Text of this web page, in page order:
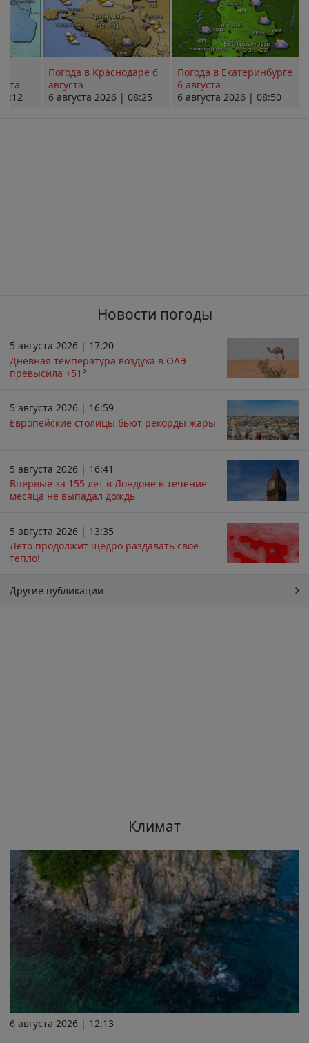
Погода в Краснодаре 6
августа
6 августа 2026 | 08:25
Погода в Екатеринбурге
6 августа
6 августа 2026 | 08:50
Новости погоды
5 августа 2026 | 17:20
Дневная температура воздуха в ОАЭ
превысила +51°
5 августа 2026 | 16:59
Европейские столицы бьют рекорды жары
5 августа 2026 | 16:41
Впервые за 155 лет в Лондоне в течение
месяца не выпадал дождь
5 августа 2026 | 13:35
Лето продолжит щедро раздавать своё
тепло!
Другие публикации
Климат
6 августа 2026 | 12:13